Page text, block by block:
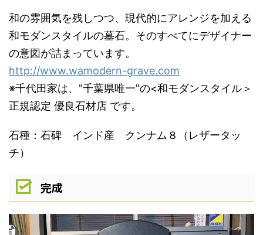
和の雰囲気を残しつつ、現代的にアレンジを加える
和モダンスタイルの墓石。そのすべてにデザイナー
の意図が詰まっています。
http://www.wamodern-grave.com
※千代田家は、"千葉県唯一"の<和モダンスタイル＞
正規認定 優良石材店 です。
石種：石碑 インド産 クンナム８（レザータッ
チ）
完成